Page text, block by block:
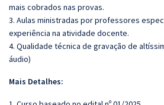
mais cobrados nas provas.
3. Aulas ministradas por professores
experiência na atividade docente.
4. Qualidade técnica de gravação de
áudio)
Mais Detalhes: